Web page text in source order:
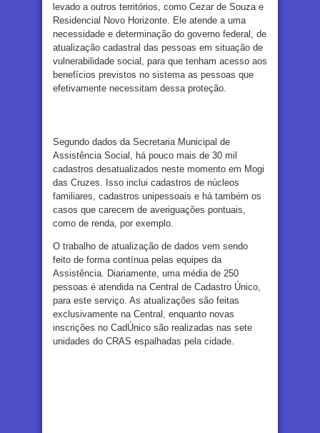
levado a outros territórios, como Cezar de Souza e
Residencial Novo Horizonte. Ele atende a uma
necessidade e determinação do governo federal, de
atualização cadastral das pessoas em situação de
vulnerabilidade social, para que tenham acesso aos
benefícios previstos no sistema as pessoas que
efetivamente necessitam dessa proteção.
Segundo dados da Secretaria Municipal de
Assistência Social, há pouco mais de 30 mil
cadastros desatualizados neste momento em Mogi
das Cruzes. Isso inclui cadastros de núcleos
familiares, cadastros unipessoais e há também os
casos que carecem de averiguações pontuais,
como de renda, por exemplo.
O trabalho de atualização de dados vem sendo
feito de forma contínua pelas equipes da
Assistência. Diariamente, uma média de 250
pessoas é atendida na Central de Cadastro Único,
para este serviço. As atualizações são feitas
exclusivamente na Central, enquanto novas
inscrições no CadÚnico são realizadas nas sete
unidades do CRAS espalhadas pela cidade.